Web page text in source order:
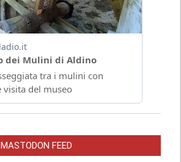
MASTODON FEED